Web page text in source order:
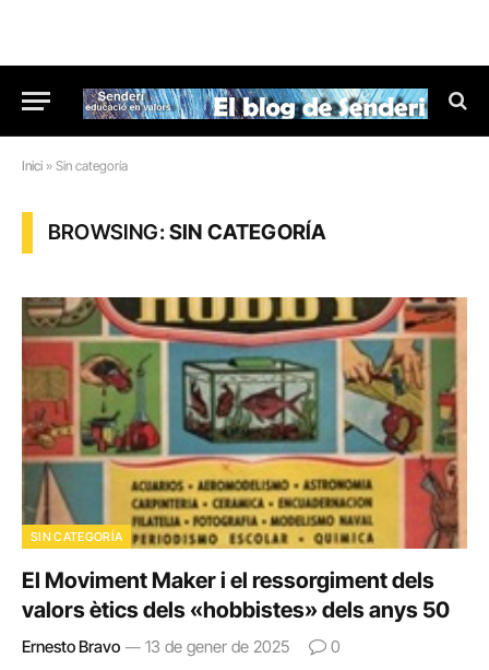
Inici » Sin categoría
BROWSING:SIN CATEGORÍA
SIN CATEGORÍA
El Moviment Maker i el ressorgiment dels
valors ètics dels «hobbistes» dels anys 50
Ernesto Bravo 13 de gener de 2025 0